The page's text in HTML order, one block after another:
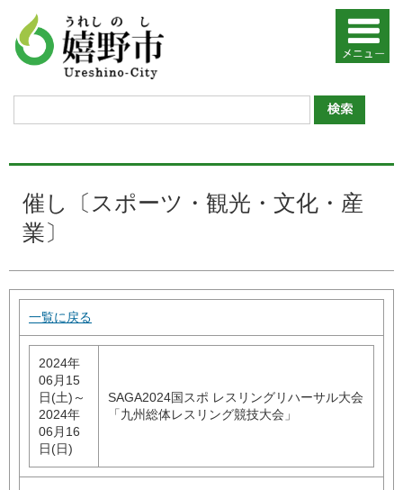
催し〔スポーツ・観光・文化・産
業〕
一覧に戻る
2024年
06月15
日(土)～
2024年
06月16
日(日)
SAGA2024国スポ レスリングリハーサル大会
「九州総体レスリング競技大会」